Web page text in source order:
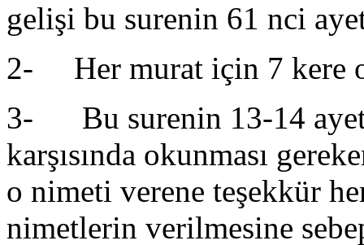
gelişi bu surenin 61 nci
2- Her murat için 7 kere
3- Bu surenin 13-14
karşısında okunması
o nimeti verene teşekkür
nimetlerin verilmesine